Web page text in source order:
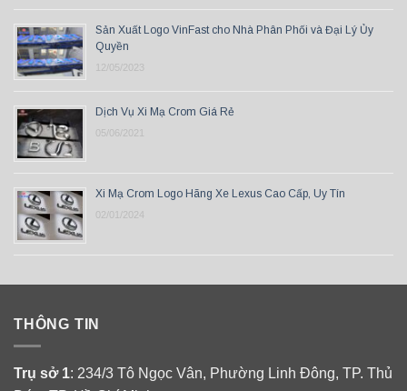
Sản Xuất Logo VinFast cho Nhà Phân Phối và Đại Lý Ủy
Quyền
12/05/2023
Dịch Vụ Xi Mạ Crom Giá Rẻ
05/06/2021
Xi Mạ Crom Logo Hãng Xe Lexus Cao Cấp, Uy Tín
02/01/2024
THÔNG TIN
Trụ sở 1: 234/3 Tô Ngọc Vân, Phường Linh Đông, TP. Thủ